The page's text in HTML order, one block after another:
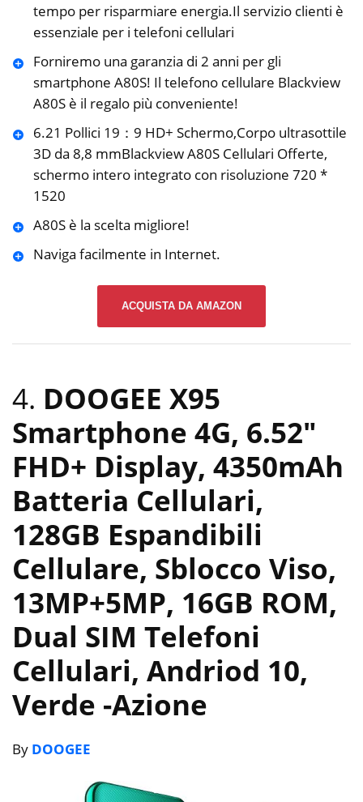
tempo per risparmiare energia.Il servizio clienti è
essenziale per i telefoni cellulari
Forniremo una garanzia di 2 anni per gli
smartphone A80S! Il telefono cellulare Blackview
A80S è il regalo più conveniente!
6.21 Pollici 19：9 HD+ Schermo,Corpo ultrasottile
3D da 8,8 mmBlackview A80S Cellulari Offerte,
schermo intero integrato con risoluzione 720 *
1520
A80S è la scelta migliore!
Naviga facilmente in Internet.
ACQUISTA DA AMAZON
4. DOOGEE X95
Smartphone 4G, 6.52″
FHD+ Display, 4350mAh
Batteria Cellulari,
128GB Espandibili
Cellulare, Sblocco Viso,
13MP+5MP, 16GB ROM,
Dual SIM Telefoni
Cellulari, Andriod 10,
Verde -Azione
By DOOGEE